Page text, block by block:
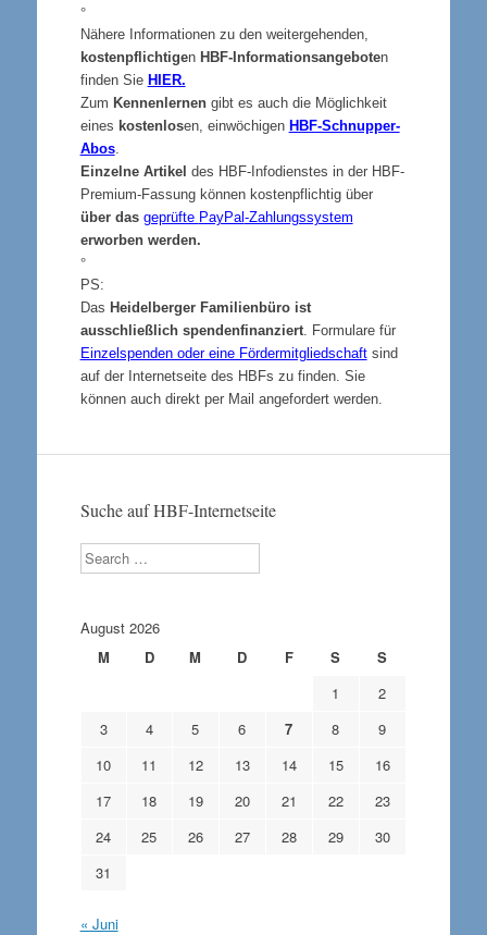
°
Nähere Informationen zu den weitergehenden,
kostenpflichtigenHBF-Informationsangeboten
finden Sie HIER.
Zum Kennenlernengibt es auch die Möglichkeit
eines kostenlosen, einwöchigen HBF-Schnupper-
Abos.
Einzelne Artikel des HBF-Infodienstes in der HBF-
Premium-Fassung können kostenpflichtig über
über das geprüfte PayPal-Zahlungssystem
erworben werden.
°
PS:
Das Heidelberger Familienbüro ist
ausschließlich spendenfinanziert. Formulare für
Einzelspenden oder eine Fördermitgliedschaftsind
auf der Internetseite des HBFs zu finden. Sie
können auch direkt per Mail angefordert werden.
Suche auf HBF-Internetseite
Search
August 2026
M
D M D F S
S
1
2
3
4 5 6 7 8
9
10
11 12 13 14 15
16
17
18 19 20 21 22
23
24
25 26 27 28 29
30
31
« Juni